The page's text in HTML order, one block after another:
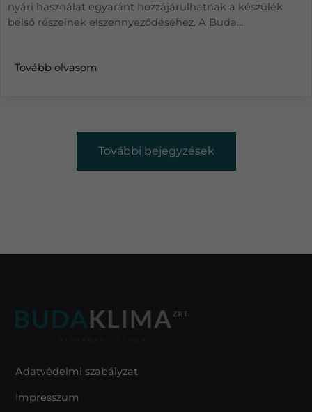
nyári használat egyaránt hozzájárulhatnak a készülék
belső részeinek elszennyeződéséhez. A Buda...
Tovább olvasom
További bejegyzések
Adatvédelmi szabályzat
Impresszum